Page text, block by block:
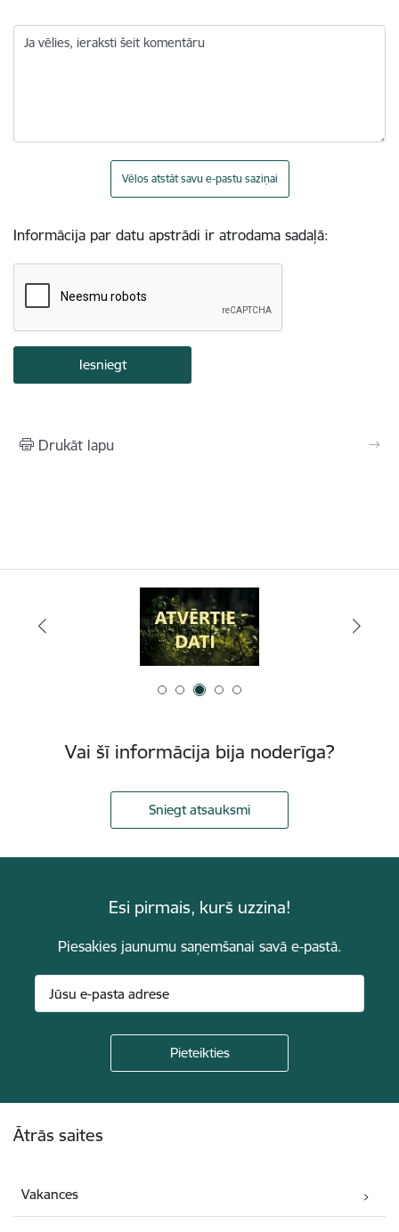
Ja vēlies, ieraksti šeit komentāru
Vēlos atstāt savu e-pastu saziņai
Informācija par datu apstrādi ir atrodama sadaļā:
Drukāt lapu
Vai šī informācija bija noderīga?
Sniegt atsauksmi
Esi pirmais, kurš uzzina!
Piesakies jaunumu saņemšanai savā e-pastā.
Ātrās saites
Vakances